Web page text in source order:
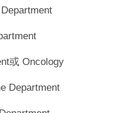
或 Oncology
Department